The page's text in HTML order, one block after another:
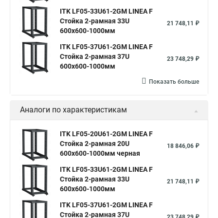
ITK LF05-33U61-2GM LINEA F
Стойка 2-рамная 33U
600х600-1000мм
21 748,11 ₽
ITK LF05-37U61-2GM LINEA F
Стойка 2-рамная 37U
600х600-1000мм
23 748,29 ₽
Показать больше
Аналоги по характеристикам
ITK LF05-20U61-2GM LINEA F
Стойка 2-рамная 20U
600х600-1000мм черная
18 846,06 ₽
ITK LF05-33U61-2GM LINEA F
Стойка 2-рамная 33U
600х600-1000мм
21 748,11 ₽
ITK LF05-37U61-2GM LINEA F
Стойка 2-рамная 37U